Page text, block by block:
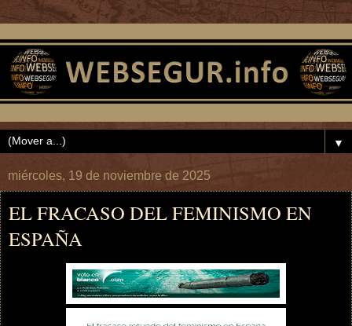
▼
miércoles, 19 de noviembre de 2025
EL FRACASO DEL FEMINISMO EN
ESPAÑA